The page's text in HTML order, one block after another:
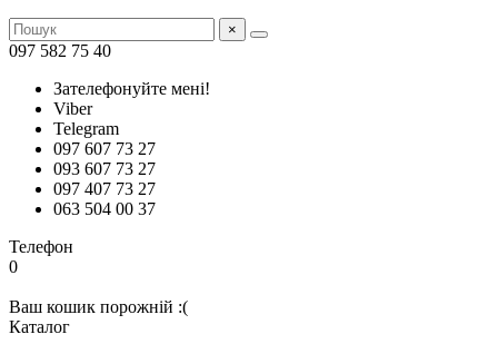
×
097 582 75 40
Зателефонуйте мені!
Viber
Telegram
097 607 73 27
093 607 73 27
097 407 73 27
063 504 00 37
Телефон
0
Ваш кошик порожній :(
Каталог